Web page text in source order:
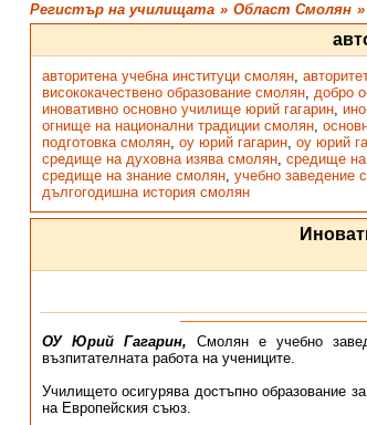
Регистър на училищата » Област Смолян »
авторитена учебна институци смолян,
висококачествено образование смолян, добро
иновативно основно училище юрий гагарин,
огнище на национални традиции смолян,
подготовка смолян, оу юрий гагарин, оу юрий
средище на духовна изява смолян, средище на
средище на знание смолян, учебно заведение
дългогодишна история смолян
ОУ Юрий Гагарин, Смолян е учебно
възпитателната работа на учениците.
Училището осигурява достъпно образование
на Европейския съюз.